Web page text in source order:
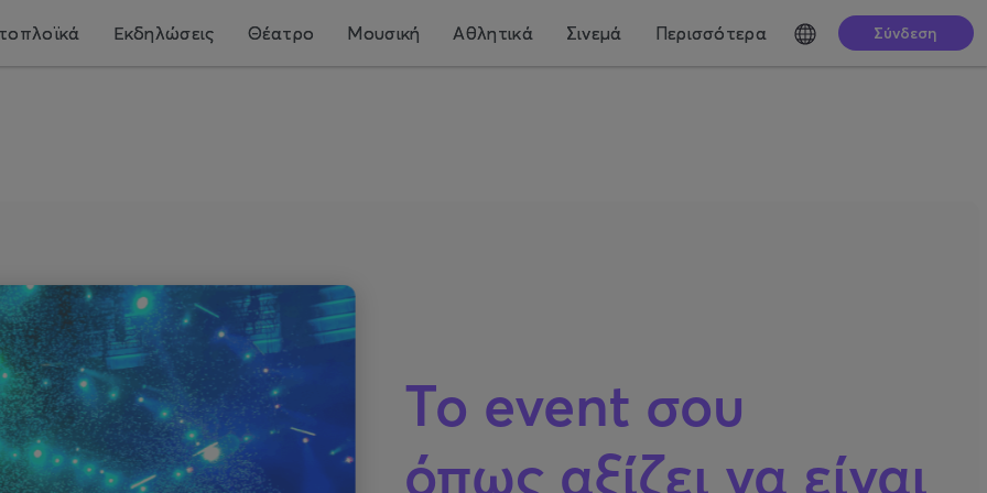
Εκδηλώσεις Θέατρο Μουσική Αθλητικά Σινεμά Περισσότερα Σύνδεση